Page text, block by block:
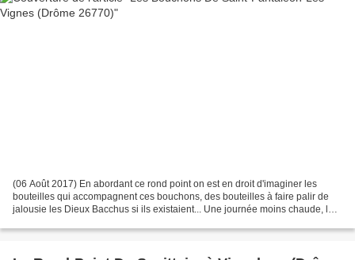
(06 Août 2017) En abordant ce rond point on est en droit d'imaginer les
bouteilles qui accompagnent ces bouchons, des bouteilles à faire palir de
jalousie les Dieux Bacchus si ils existaient... Une journée moins chaude, la